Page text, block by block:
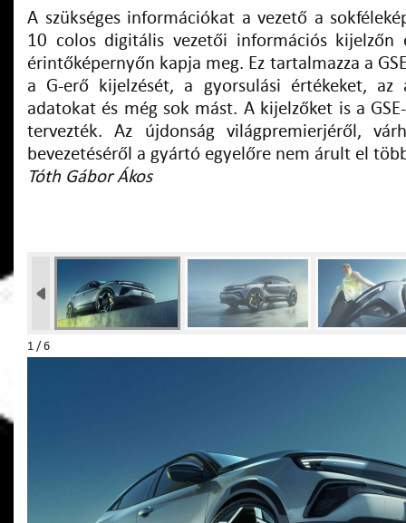
A szükséges információkat a vezető a
10 colos digitális vezetői információs kijelzőn
érintőképernyőn kapja meg. Ez tartalmazza a
a G-erő kijelzését, a gyorsulási értékeket, az
adatokat és még sok mást. A kijelzőket is a
tervezték. Az újdonság világpremierjéről,
bevezetéséről a gyártó egyelőre nem árult el
Tóth Gábor Ákos
1 / 6